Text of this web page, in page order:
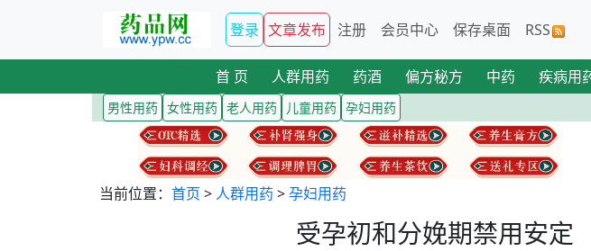
登录 文章发布 注册 会员中心 保存桌面 RSS
首 页 人群用药 药酒 偏方秘方 中药 疾病用
男性用药 女性用药 老人用药 儿童用药 孕妇用药
当前位置： 首页 > 人群用药 >孕妇用药
受孕初和分娩期禁用安定